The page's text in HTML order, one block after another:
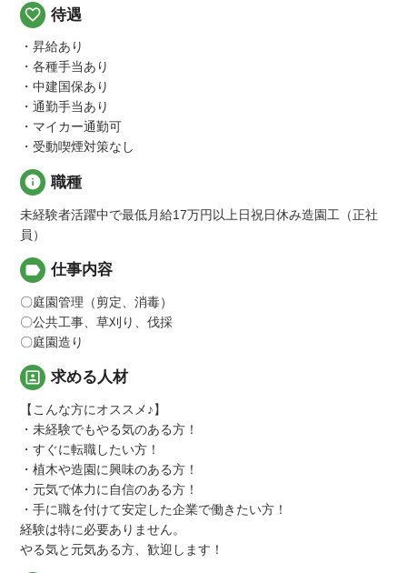
favorite_border 待遇
・昇給あり
・各種手当あり
・中建国保あり
・通勤手当あり
・マイカー通勤可
・受動喫煙対策なし
info 職種
未経験者活躍中で最低月給17万円以上日祝日休み造園工（正社
員）
label 仕事内容
〇庭園管理（剪定、消毒）
〇公共工事、草刈り、伐採
〇庭園造り
portrait 求める人材
【こんな方にオススメ♪】
・未経験でもやる気のある方！
・すぐに転職したい方！
・植木や造園に興味のある方！
・元気で体力に自信のある方！
・手に職を付けて安定した企業で働きたい方！
経験は特に必要ありません。
やる気と元気ある方、歓迎します！